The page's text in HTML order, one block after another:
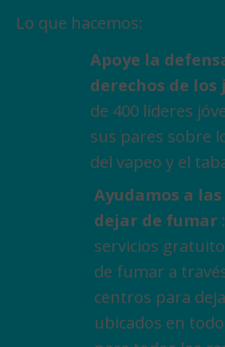
Lo que hacemos:
Apoye la
derechos de los
de 400 líderes
sus pares sobre
del vapeo y el
Ayudamos a
dejar de fumar
servicios
de fumar a
centros para
ubicados en